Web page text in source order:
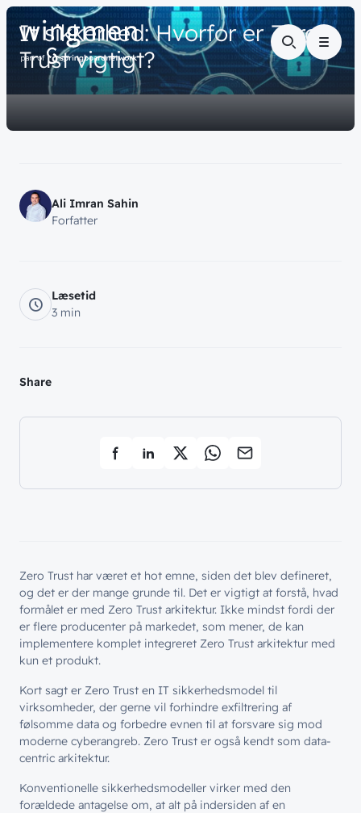
Menu
It sikkerhed: Hvorfor er Zero
Trust vigtigt?
Ali Imran Sahin
Forfatter
Læsetid
3 min
Share
Zero Trust har været et hot emne, siden det blev defineret,
og det er der mange grunde til. Det er vigtigt at forstå, hvad
formålet er med Zero Trust arkitektur. Ikke mindst fordi der
er flere producenter på markedet, som mener, de kan
implementere komplet integreret Zero Trust arkitektur med
kun et produkt.
Kort sagt er Zero Trust en IT sikkerhedsmodel til
virksomheder, der gerne vil forhindre exfiltrering af
følsomme data og forbedre evnen til at forsvare sig mod
moderne cyberangreb. Zero Trust er også kendt som data-
centric arkitektur.
Konventionelle sikkerhedsmodeller virker med den
forældede antagelse om, at alt på indersiden af en